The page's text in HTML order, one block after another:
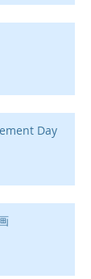
Day